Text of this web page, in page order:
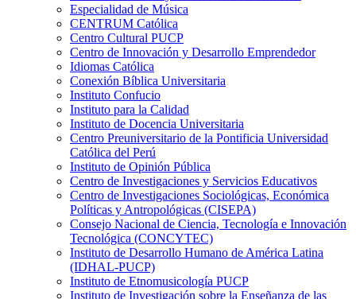
Especialidad de Música
CENTRUM Católica
Centro Cultural PUCP
Centro de Innovación y Desarrollo Emprendedor
Idiomas Católica
Conexión Bíblica Universitaria
Instituto Confucio
Instituto para la Calidad
Instituto de Docencia Universitaria
Centro Preuniversitario de la Pontificia Universidad
Católica del Perú
Instituto de Opinión Pública
Centro de Investigaciones y Servicios Educativos
Centro de Investigaciones Sociológicas, Económica
Políticas y Antropológicas (CISEPA)
Consejo Nacional de Ciencia, Tecnología e Innovación
Tecnológica (CONCYTEC)
Instituto de Desarrollo Humano de América Latina
(IDHAL-PUCP)
Instituto de Etnomusicología PUCP
Instituto de Investigación sobre la Enseñanza de las